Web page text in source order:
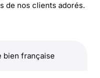
de nos clients adorés.
bien française